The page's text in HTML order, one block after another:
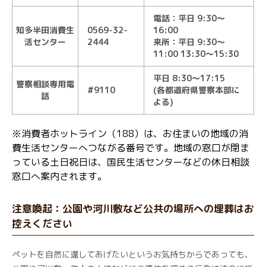
知多半田消費生
活センター
0569-32-
2444
電話：平日 9:30～
16:00
来所：平日 9:30～
11:00 13:30～15:30
警察相談専用電
話
#9110
平日 8:30～17:15
(各都道府県警察本部に
よる)
※消費者ホットライン（188）は、お住まいの地域の消
費生活センターへつながる番号です。地域の窓口が閉ま
っている土日祝日は、国民生活センターなどの休日相談
窓口へ案内されます。
注意喚起：公園や河川敷など公共の場所への埋葬はお
控えください
ペットを自然に還してあげたいというお気持ちからであっても、